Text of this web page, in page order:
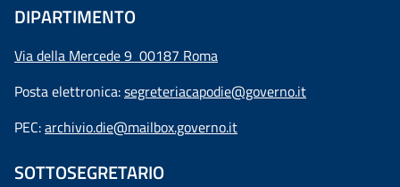
DIPARTIMENTO
Via della Mercede 9 00187 Roma
Posta elettronica:segreteriacapodie@governo.it
PEC:archivio.die@mailbox.governo.it
SOTTOSEGRETARIO